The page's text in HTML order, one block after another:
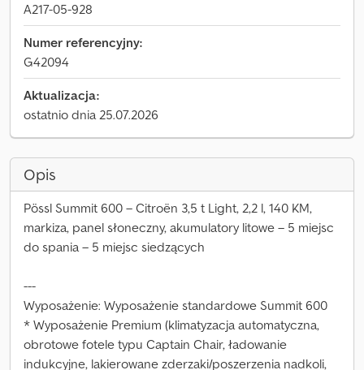
A217-05-928
Numer referencyjny:
G42094
Aktualizacja:
ostatnio dnia 25.07.2026
Opis
Pössl Summit 600 – Citroën 3,5 t Light, 2,2 l, 140 KM,
markiza, panel słoneczny, akumulatory litowe – 5 miejsc
do spania – 5 miejsc siedzących
---
Wyposażenie: Wyposażenie standardowe Summit 600
* Wyposażenie Premium (klimatyzacja automatyczna,
obrotowe fotele typu Captain Chair, ładowanie
indukcyjne, lakierowane zderzaki/poszerzenia nadkoli,